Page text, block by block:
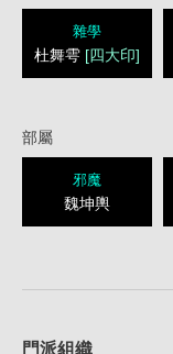
雜學
杜舞雩 [四大印]
部屬
邪魔
魏坤輿
門派組織